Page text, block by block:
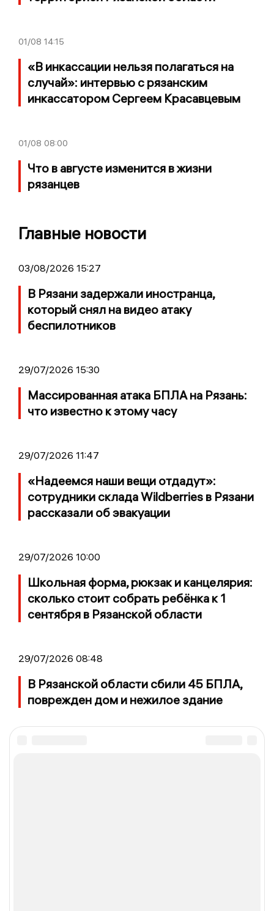
01/08 14:15
«В инкассации нельзя полагаться на
случай»: интервью с рязанским
инкассатором Сергеем Красавцевым
01/08 08:00
Что в августе изменится в жизни
рязанцев
Главные новости
03/08/2026 15:27
В Рязани задержали иностранца,
который снял на видео атаку
беспилотников
29/07/2026 15:30
Массированная атака БПЛА на Рязань:
что известно к этому часу
29/07/2026 11:47
«Надеемся наши вещи отдадут»:
сотрудники склада Wildberries в Рязани
рассказали об эвакуации
29/07/2026 10:00
Школьная форма, рюкзак и канцелярия:
сколько стоит собрать ребёнка к 1
сентября в Рязанской области
29/07/2026 08:48
В Рязанской области сбили 45 БПЛА,
поврежден дом и нежилое здание